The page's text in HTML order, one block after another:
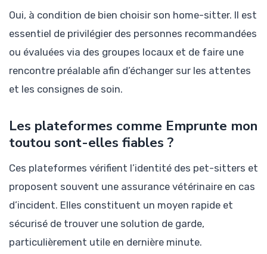
Oui, à condition de bien choisir son home-sitter. Il est
essentiel de privilégier des personnes recommandées
ou évaluées via des groupes locaux et de faire une
rencontre préalable afin d’échanger sur les attentes
et les consignes de soin.
Les plateformes comme Emprunte mon
toutou sont-elles fiables ?
Ces plateformes vérifient l’identité des pet-sitters et
proposent souvent une assurance vétérinaire en cas
d’incident. Elles constituent un moyen rapide et
sécurisé de trouver une solution de garde,
particulièrement utile en dernière minute.